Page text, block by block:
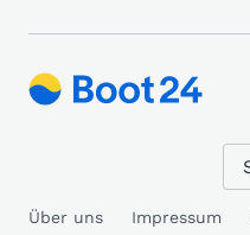
Über uns Impressum